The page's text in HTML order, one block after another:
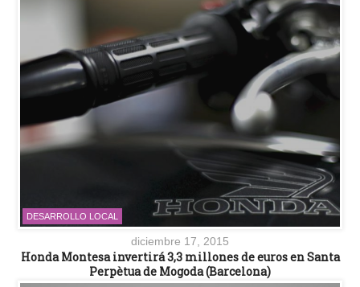
DESARROLLO LOCAL
diciembre 17, 2015
Honda Montesa invertirá 3,3 millones de euros en Santa
Perpètua de Mogoda (Barcelona)